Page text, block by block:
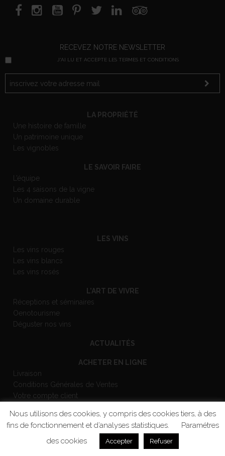
RECEVEZ NOTRE NEWSLETTER
J'AI LU ET ACCEPTE LES TERMES ET CONDITIONS
LA PROPRIÉTÉ
Une histoire de famille
Un patrimoine unique
Les vignobles
LE SAVOIR FAIRE
L’équipe
Les 4 saisons de la vigne
Un domaine durable
LES VINS
Les vins rouges
Les vins blancs
Les vins rosés
L’ART DE VIVRE
Réceptions et séminaires
Oenotourisme
Déguster nos vins
ACTUALITÉS
ACHETER EN LIGNE
Livraison
Conditions Générales de Ventes
Votre compte client
CONTACT
MENTIONS LÉGALES
POLITIQUE DE CONFIDENTIALITÉ
Nous utilisons des cookies, y compris des cookies tiers, à des
fins de fonctionnement et d’analyses statistiques.
Paramétres
des cookies
Accepter Refuser